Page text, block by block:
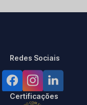
Redes Sociais
Certificações